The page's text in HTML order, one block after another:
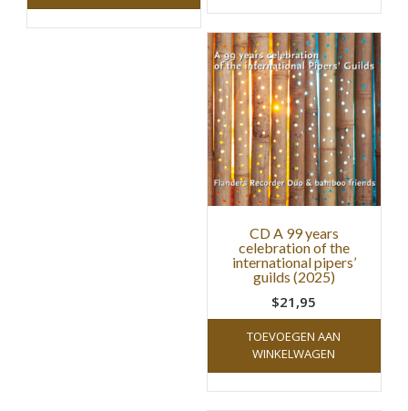
CD A 99 years
celebration of the
international pipers’
guilds (2025)
$21,95
TOEVOEGEN AAN
WINKELWAGEN